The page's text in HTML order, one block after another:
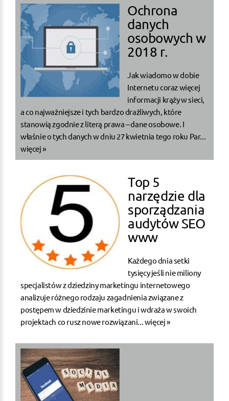
Ochrona
danych
osobowych w
2018 r.
Jak wiadomo w dobie
Internetu coraz więcej
informacji krąży w sieci,
a co najważniejsze i tych bardzo drażliwych, które
stanowią zgodnie z literą prawa – dane osobowe. I
właśnie o tych danych w dniu 27 kwietnia tego roku Par...
więcej »
Top 5
narzędzie dla
sporządzania
audytów SEO
www
Każdego dnia setki
tysięcy jeśli nie miliony
specjalistów z dziedziny marketingu internetowego
analizuje różnego rodzaju zagadnienia związane z
postępem w dziedzinie marketingu i wdraża w swoich
projektach co rusz nowe rozwiązani... więcej »